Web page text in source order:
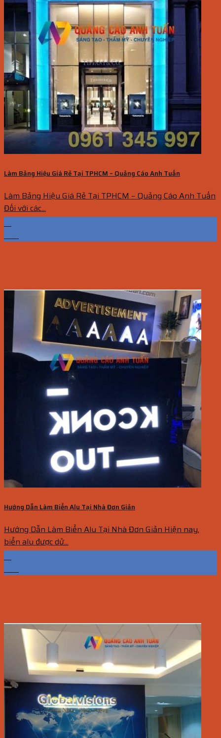
Làm Bảng Hiệu Giá Rẻ Tại TPHCM – Quảng Cáo Anh Tuấn
Làm Bảng Hiệu Giá Rẻ Tại TPHCM – Quảng Cáo Anh Tuấn
Đối với các...
21
Th5
Hướng Dẫn Làm Biển Alu Tại Nhà Đơn Giản
Hướng Dẫn Làm Biển Alu Tại Nhà Đơn Giản Hiện nay,
biển alu được dử...